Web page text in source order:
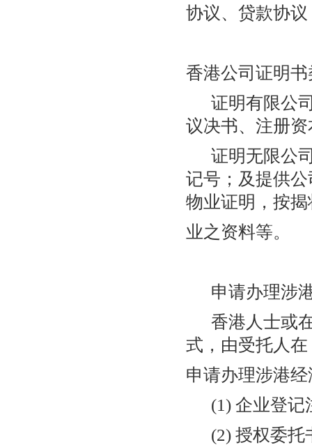
协议、贷款协
香港公司证明书
证明有限公司
议决书、注册
证明无限公司
记号；及提供
物业证明，按
业之资料等。
申请办理涉
香港人士或在
式，由受托人
申请办理涉港
(1) 企业登记
(2) 授权委托